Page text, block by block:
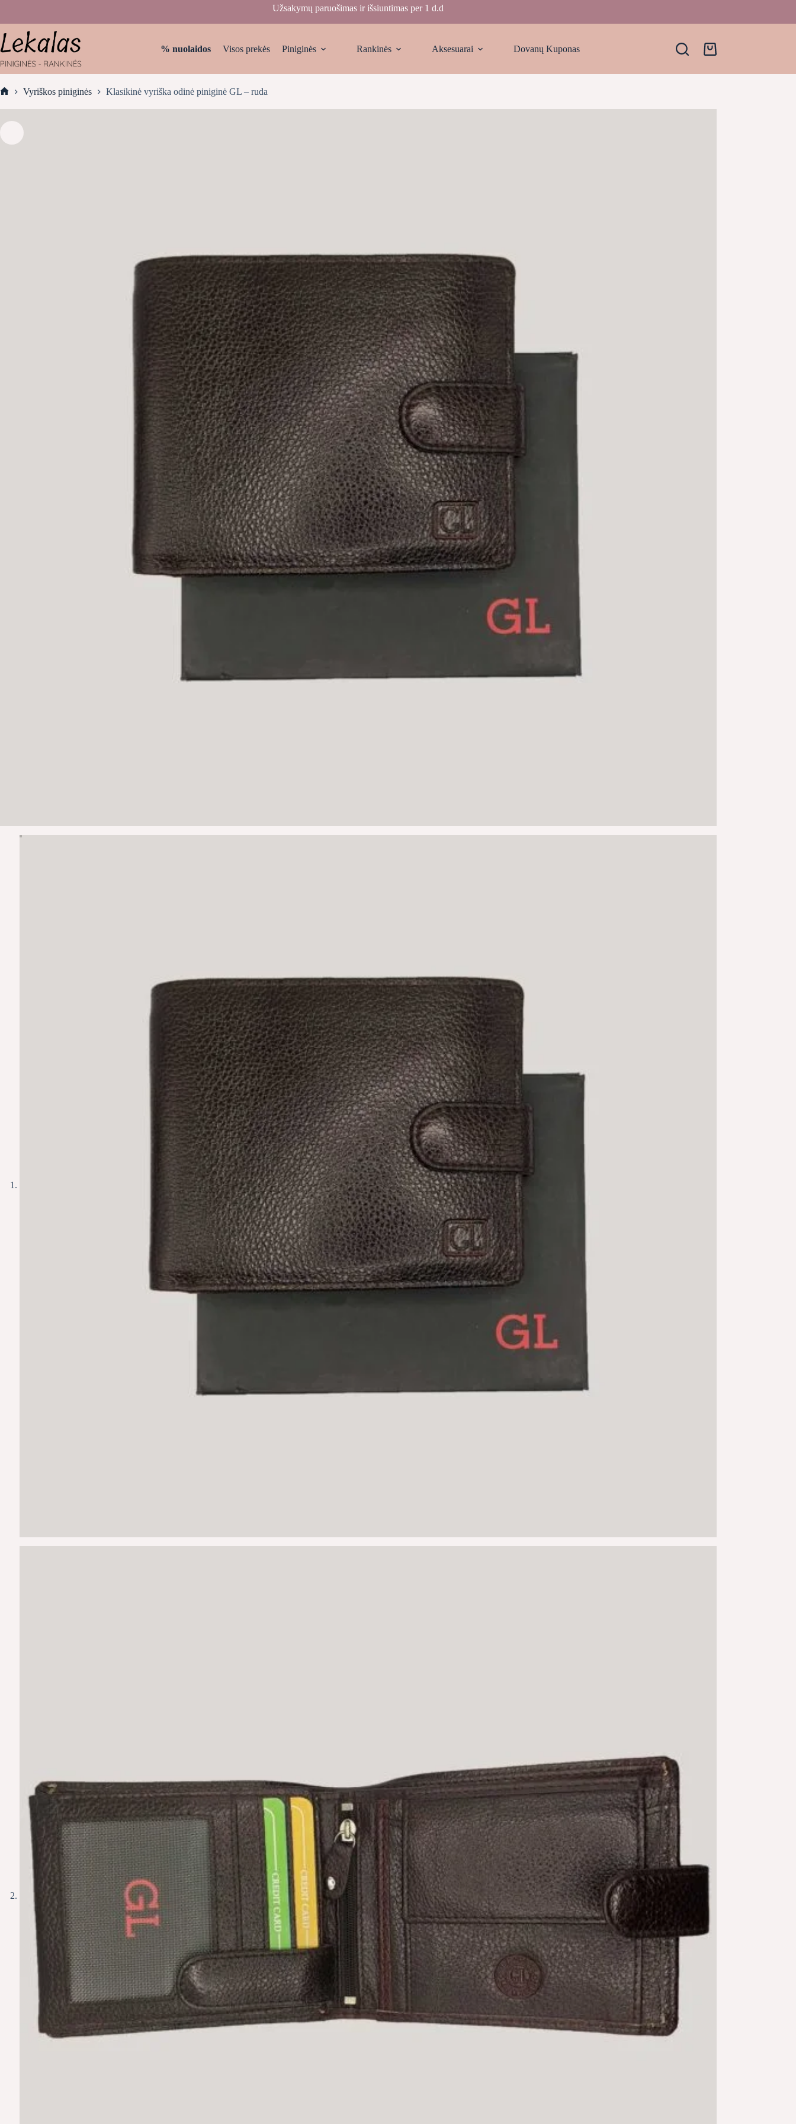
content
Užsakymų paruošimas ir išsiuntimas per 1 d.d
% nuolaidos Visos prekės Piniginės Rankinės Aksesuarai Dovanų Kuponas Krepšelis
Vyriškos piniginės Klasikinė vyriška odinė piniginė GL – ruda